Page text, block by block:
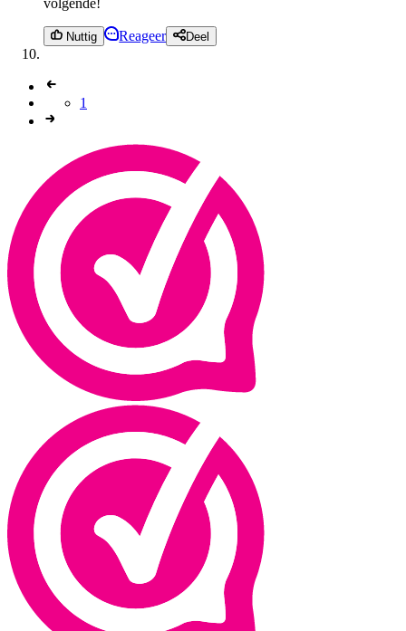
volgende!
Nuttig Reageer Deel
1